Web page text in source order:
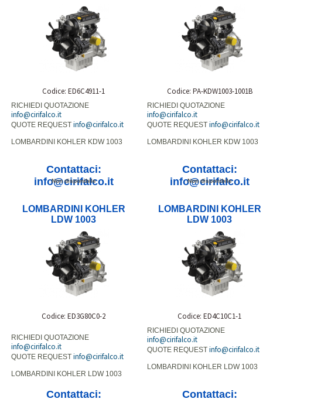
Codice: ED6C4911-1
RICHIEDI QUOTAZIONE
info@cirifalco.it
QUOTE REQUESTinfo@cirifalco.it
LOMBARDINI KOHLER KDW 1003
Contattaci:
info@cirifalco.it
Non disponibile
Codice: PA-KDW1003-1001B
RICHIEDI QUOTAZIONE
info@cirifalco.it
QUOTE REQUESTinfo@cirifalco.it
LOMBARDINI KOHLER KDW 1003
Contattaci:
info@cirifalco.it
Non disponibile
LOMBARDINI KOHLER
LDW 1003
Codice: ED3G80C0-2
RICHIEDI QUOTAZIONE
info@cirifalco.it
QUOTE REQUESTinfo@cirifalco.it
LOMBARDINI KOHLER LDW 1003
Contattaci:
LOMBARDINI KOHLER
LDW 1003
Codice: ED4C10C1-1
RICHIEDI QUOTAZIONE
info@cirifalco.it
QUOTE REQUESTinfo@cirifalco.it
LOMBARDINI KOHLER LDW 1003
Contattaci: